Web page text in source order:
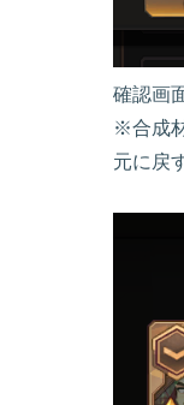
確認画
※合成
元に戻